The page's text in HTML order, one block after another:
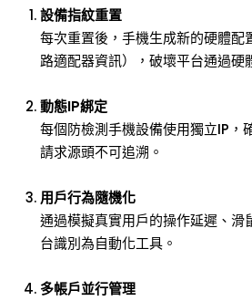
設備指紋重置
每次重置後，手機生成新的硬體配
路適配器資訊），破壞平台通過硬
動態IP綁定
每個防檢測手機設備使用獨立IP，
請求源頭不可追溯。
用戶行為隨機化
通過模擬真實用戶的操作延遲、滑
台識別為自動化工具。
多帳戶並行管理